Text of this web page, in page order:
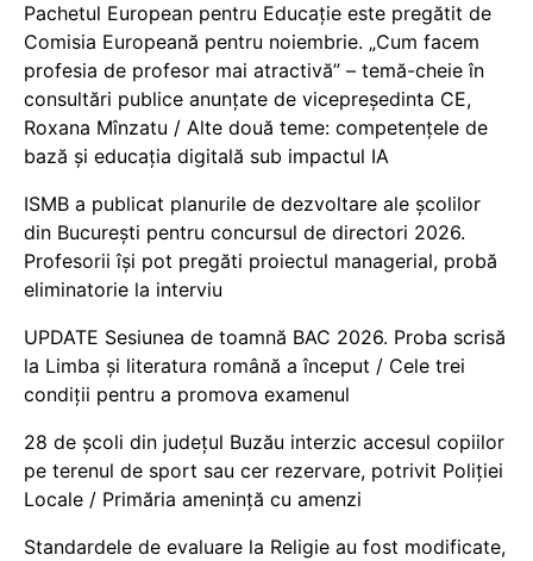
Pachetul European pentru Educație este pregătit de
Comisia Europeană pentru noiembrie. „Cum facem
profesia de profesor mai atractivă” – temă-cheie în
consultări publice anunțate de vicepreședinta CE,
Roxana Mînzatu / Alte două teme: competențele de
bază și educația digitală sub impactul IA
ISMB a publicat planurile de dezvoltare ale școlilor
din București pentru concursul de directori 2026.
Profesorii își pot pregăti proiectul managerial, probă
eliminatorie la interviu
UPDATE Sesiunea de toamnă BAC 2026. Proba scrisă
la Limba și literatura română a început / Cele trei
condiții pentru a promova examenul
28 de școli din județul Buzău interzic accesul copiilor
pe terenul de sport sau cer rezervare, potrivit Poliției
Locale / Primăria amenință cu amenzi
Standardele de evaluare la Religie au fost modificate,